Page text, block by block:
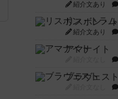
紹介文あり
リスボン・
紹介文あり
アマナイト
ブラヴェスト